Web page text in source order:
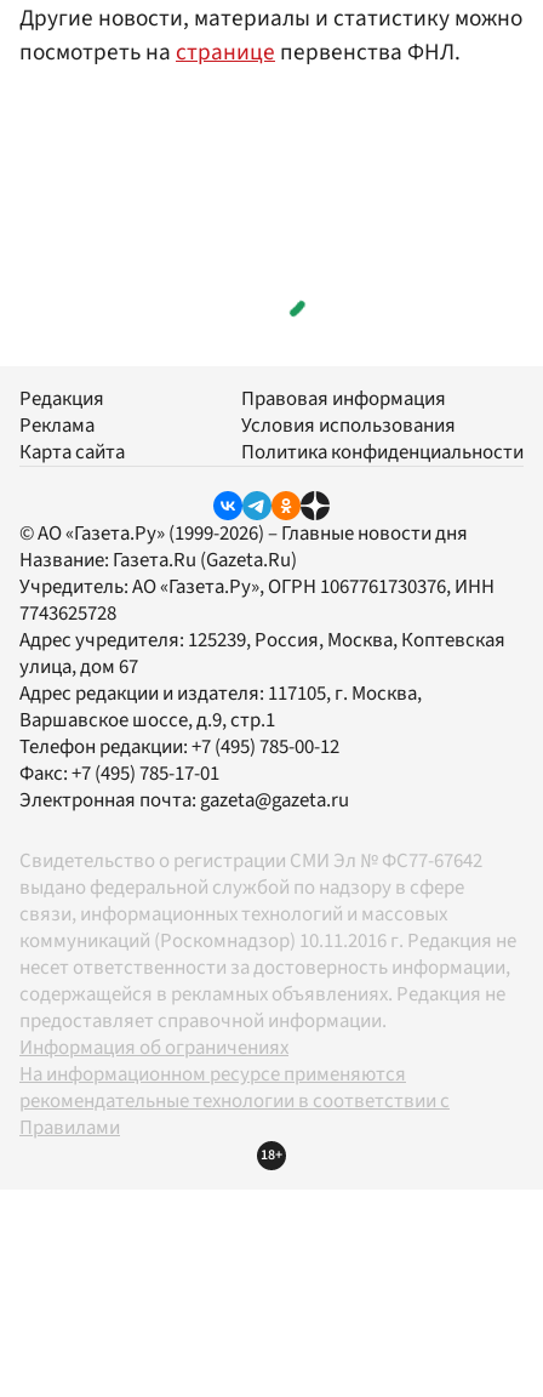
Другие новости, материалы и статистику можно
посмотреть настраницепервенства ФНЛ.
Редакция
Реклама
Карта сайта
Правовая информация
Условия использования
Политика конфиденциальности
© АО «Газета.Ру» (1999-2026) – Главные новости дня
Название: Газета.Ru (Gazeta.Ru)
Учредитель:АО «Газета.Ру», ОГРН 1067761730376, ИНН
7743625728
Адрес учредителя: 125239, Россия, Москва, Коптевская
улица, дом 67
Адрес редакции и издателя: 117105, г. Москва,
Варшавское шоссе, д.9, стр.1
Телефон редакции:+7 (495) 785-00-12
Факс:+7 (495) 785-17-01
Электронная почта: gazeta@gazeta.ru
Свидетельство о регистрации СМИ Эл № ФС77-67642
выдано федеральной службой по надзору в сфере
связи, информационных технологий и массовых
коммуникаций (Роскомнадзор) 10.11.2016 г. Редакция не
несет ответственности за достоверность информации,
содержащейся в рекламных объявлениях. Редакция не
предоставляет справочной информации.
Информация об ограничениях
На информационном ресурсе применяются
рекомендательные технологии в соответствии с
Правилами
18+